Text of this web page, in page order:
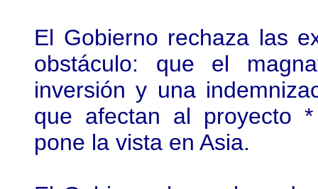
El Gobierno rechaza las
obstáculo: que el
inversión y una
que afectan al proyecto
pone la vista en Asia.